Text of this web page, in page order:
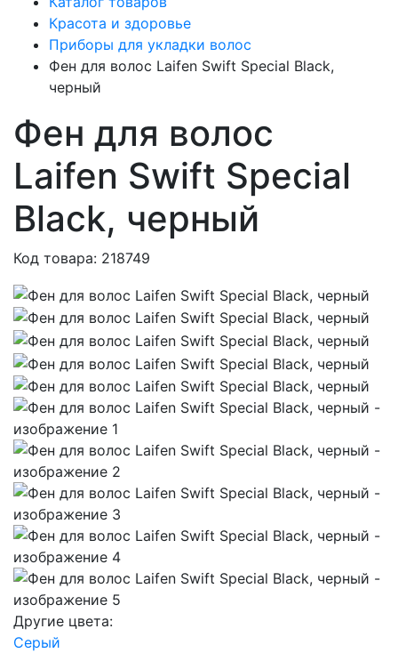
Красота и здоровье
Приборы для укладки волос
Фен для волос Laifen Swift Special Black,
черный
Фен для волос
Laifen Swift Special
Black, черный
Код товара: 218749
Другие цвета:
Серый